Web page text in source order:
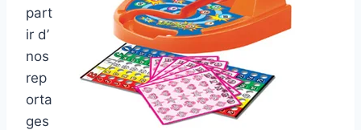
part
ir d’
nos
rep
orta
ges